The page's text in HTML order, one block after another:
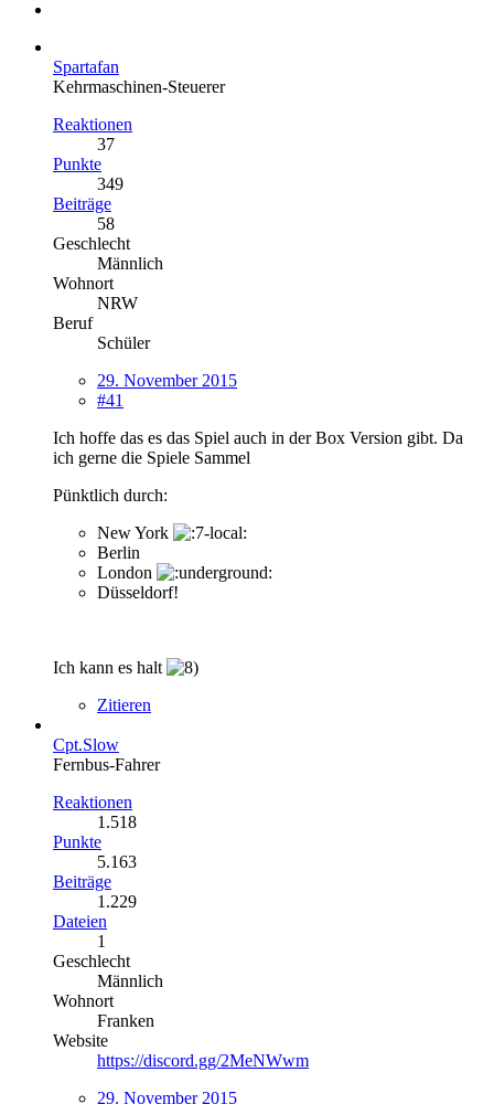
Spartafan
Kehrmaschinen-Steuerer
Reaktionen
37
Punkte
349
Beiträge
58
Geschlecht
Männlich
Wohnort
NRW
Beruf
Schüler
29. November 2015
#41
Ich hoffe das es das Spiel auch in der Box Version gibt. Da
ich gerne die Spiele Sammel
Pünktlich durch:
New York
Berlin
London
Düsseldorf!
Ich kann es halt
Zitieren
Cpt.Slow
Fernbus-Fahrer
Reaktionen
1.518
Punkte
5.163
Beiträge
1.229
Dateien
1
Geschlecht
Männlich
Wohnort
Franken
Website
https://discord.gg/2MeNWwm
29. November 2015